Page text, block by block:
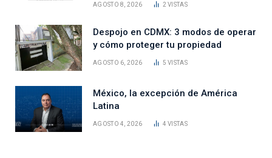
AGOSTO 8, 2026 2VISTAS
Despojo en CDMX: 3 modos de operar
y cómo proteger tu propiedad
AGOSTO 6, 2026 5VISTAS
México, la excepción de América
Latina
AGOSTO 4, 2026 4VISTAS